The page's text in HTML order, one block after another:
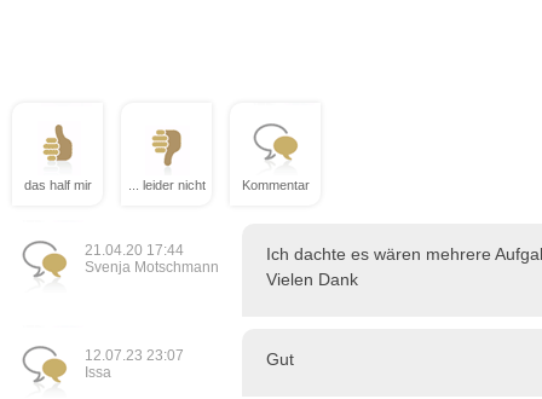
das half mir ... leider nicht Kommentar
21.04.20 17:44
Svenja Motschmann
Ich dachte es wären mehrere
Vielen Dank
12.07.23 23:07
Issa
Gut